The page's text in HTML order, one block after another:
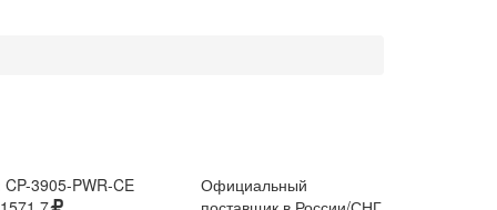
CP-3905-PWR-CE
Официальный